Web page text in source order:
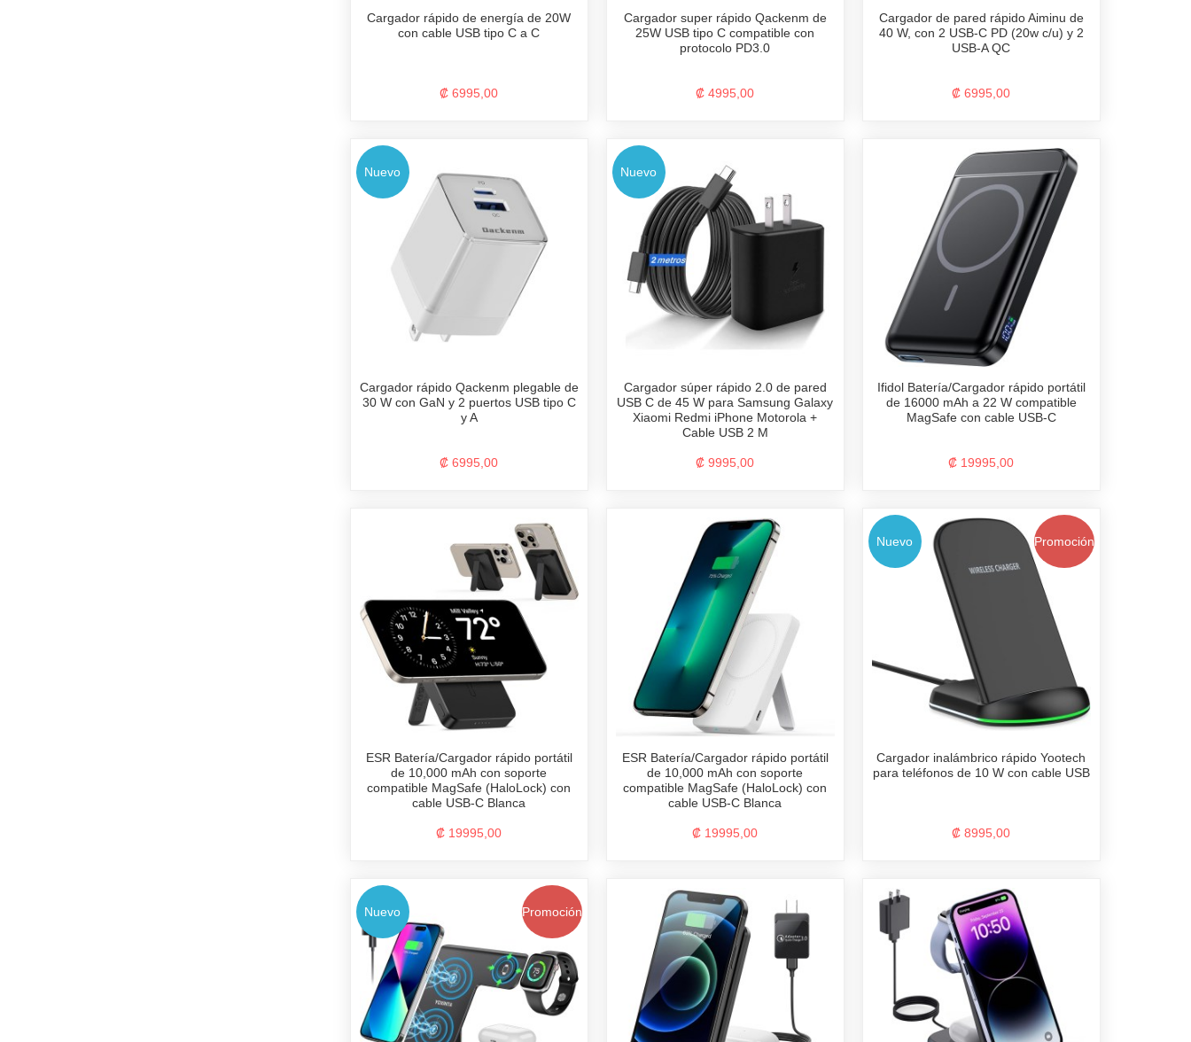
Cargador rápido de energía de 20W
con cable USB tipo C a C
₡ 6995,00
Cargador super rápido Qackenm de
25W USB tipo C compatible con
protocolo PD3.0
₡ 4995,00
Cargador de pared rápido Aiminu de
40 W, con 2 USB-C PD (20w c/u) y 2
USB-A QC
₡ 6995,00
Nuevo
Cargador rápido Qackenm plegable de
30 W con GaN y 2 puertos USB tipo C
y A
₡ 6995,00
Nuevo
Cargador súper rápido 2.0 de pared
USB C de 45 W para Samsung Galaxy
Xiaomi Redmi iPhone Motorola +
Cable USB 2 M
₡ 9995,00
Ifidol Batería/Cargador rápido portátil
de 16000 mAh a 22 W compatible
MagSafe con cable USB-C
₡ 19995,00
ESR Batería/Cargador rápido portátil
de 10,000 mAh con soporte
compatible MagSafe (HaloLock) con
cable USB-C Blanca
₡ 19995,00
ESR Batería/Cargador rápido portátil
de 10,000 mAh con soporte
compatible MagSafe (HaloLock) con
cable USB-C Blanca
₡ 19995,00
Nuevo Promoción
Cargador inalámbrico rápido Yootech
para teléfonos de 10 W con cable USB
₡ 8995,00
Nuevo Promoción